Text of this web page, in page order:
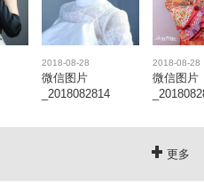
2018-08-28
微信图片
_2018082814
2018-08-28
微信图片
更多